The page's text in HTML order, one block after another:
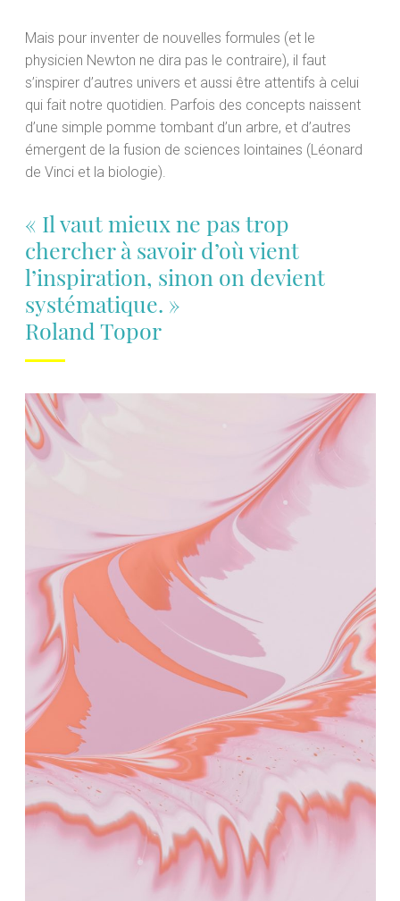
Mais pour inventer de nouvelles formules (et le
physicien Newton ne dira pas le contraire), il faut
s’inspirer d’autres univers et aussi être attentifs à celui
qui fait notre quotidien. Parfois des concepts naissent
d’une simple pomme tombant d’un arbre, et d’autres
émergent de la fusion de sciences lointaines (Léonard
de Vinci et la biologie).
« Il vaut mieux ne pas trop
chercher à savoir d’où vient
l’inspiration, sinon on devient
systématique. »
Roland Topor